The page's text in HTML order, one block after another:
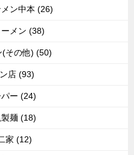
ン中本 (26)
メン (38)
(その他) (50)
店 (93)
パー (24)
麺 (18)
家 (12)